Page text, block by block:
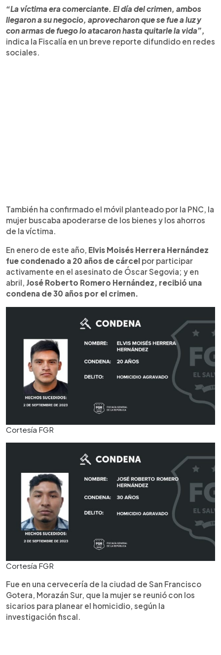
“La víctima era comerciante. El día del crimen, ambos
llegaron a su negocio, aprovecharon que se fue a luz y
con armas de fuego lo atacaron hasta quitarle la vida”,
indica la Fiscalía en un breve reporte difundido en redes
sociales.
También ha confirmado el móvil planteado por la PNC, la
mujer buscaba apoderarse de los bienes y los ahorros
de la víctima.
En enero de este año, Elvis Moisés Herrera Hernández
fue condenado a 20 años de cárcel por participar
activamente en el asesinato de Óscar Segovia; y en
abril, José Roberto Romero Hernández, recibió una
condena de 30 años por el crimen.
Cortesía FGR
Cortesía FGR
Fue en una cervecería de la ciudad de San Francisco
Gotera, Morazán Sur, que la mujer se reunió con los
sicarios para planear el homicidio, según la
investigación fiscal.